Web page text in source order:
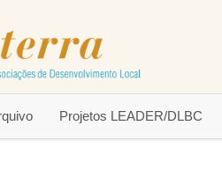
Projetos LEADER/DLBC